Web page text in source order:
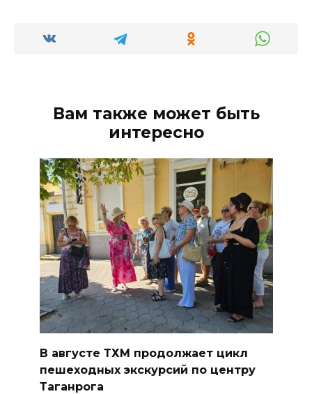
Вам также может быть
интересно
В августе ТХМ продолжает цикл
пешеходных экскурсий по центру
Таганрога